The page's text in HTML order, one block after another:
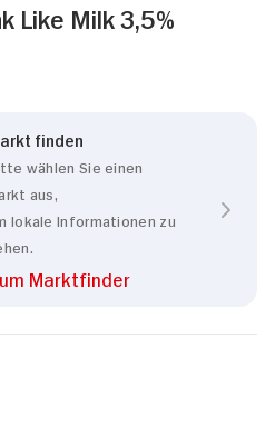
Like Milk 3,5%
finden
wählen Sie einen
aus,
lokale Informationen zu
Marktfinder